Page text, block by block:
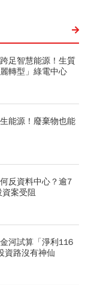
足智慧能源！生質
轉型」綠電中心
能源！廢棄物也能
反資料中心？逾7
案受阻
河試算「淨利116
資路沒有神仙